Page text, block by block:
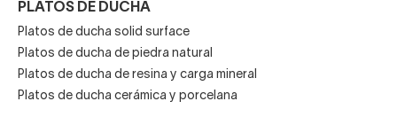
PLATOS DE DUCHA
Platos de ducha solid surface
Platos de ducha de piedra natural
Platos de ducha de resina y carga mineral
Platos de ducha cerámica y porcelana